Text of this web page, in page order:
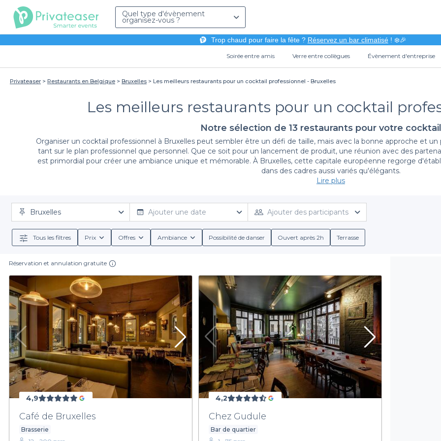
Quel type d'évènement
organisez-vous ?
Trop chaud pour faire la fête ? Réservez un bar climatisé! ❄️🎉
Soirée entre amis Verre entre collègues Évènement d'entreprise
Privateaser Restaurants en Belgique Bruxelles Les meilleurs restaurants pour un cocktail professionnel - Bruxelles
Les meilleurs restaurants pour un cocktail
Notre sélection de 13 restaurants pour votre
Organiser un cocktail professionnel à Bruxelles peut sembler être un défi de taille, mais avec la bonne approche et
tant sur le plan professionnel que personnel. Que ce soit pour un lancement de produit, une réunion avec des
est primordial pour créer une ambiance unique et mémorable. À Bruxelles, cette capitale européenne regorge
dans des cadres aussi variés qu'élégants.
Nous mettons à votre disposition un large éventail de restaurants à Bruxelles, spécialement sélectionnés pour leur
notre plateforme Privateaser, réserver un espace devient simple comme bonjour. Vous pouvez explorer différentes
comparant les offres.
bénéficier de menus adaptés aux groupes, de spéciaux cocktails ou d'une sélection de vins raffinés pour marquer les
Une sélection diversifiée pour tous les goûts
À Bruxelles, la gastronomie et l'ambiance s'entrelacent pour donner vie à vos événements. Nos restaurants
cuisine belge traditionnelle, de spécialités internationales ou d'options végétariennes et vegan. Vous aurez accès
garantissant ainsi que votre cocktail professionnel soit à la hauteur de vos
Nous vous encourageons à explorer nos suggestions pour trouver le restaurant qui saura parfaitement
votre cocktail. Ne laissez pas le hasard décider de l’endroit de votre événement, engagez-vous dans une
Pour trouver le lieu idéal pour votre prochain cocktail professionnel à Bruxelles, nous vous invitons à visiter notre site
avec Privateaser. Organisez une rencontre inoubliable et professionnelle en
Lire plus
Bruxelles Ajouter une date Ajouter des participants
Tous les filtres Prix Offres Ambiance Possibilité de danser Ouvert après 2h Terrasse
Réservation et annulation gratuite
4,9
Café de Bruxelles
Brasserie
4,2
Chez Gudule
Bar de quartier